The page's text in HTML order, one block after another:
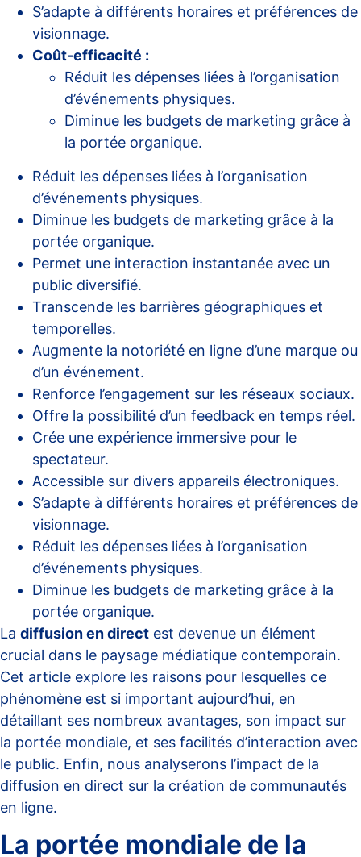
S’adapte à différents horaires et préférences de
visionnage.
Coût-efficacité :
Réduit les dépenses liées à l’organisation
d’événements physiques.
Diminue les budgets de marketing grâce à
la portée organique.
Réduit les dépenses liées à l’organisation
d’événements physiques.
Diminue les budgets de marketing grâce à la
portée organique.
Permet une interaction instantanée avec un
public diversifié.
Transcende les barrières géographiques et
temporelles.
Augmente la notoriété en ligne d’une marque ou
d’un événement.
Renforce l’engagement sur les réseaux sociaux.
Offre la possibilité d’un feedback en temps réel.
Crée une expérience immersive pour le
spectateur.
Accessible sur divers appareils électroniques.
S’adapte à différents horaires et préférences de
visionnage.
Réduit les dépenses liées à l’organisation
d’événements physiques.
Diminue les budgets de marketing grâce à la
portée organique.
La diffusion en direct est devenue un élément
crucial dans le paysage médiatique contemporain.
Cet article explore les raisons pour lesquelles ce
phénomène est si important aujourd’hui, en
détaillant ses nombreux avantages, son impact sur
la portée mondiale, et ses facilités d’interaction avec
le public. Enfin, nous analyserons l’impact de la
diffusion en direct sur la création de communautés
en ligne.
La portée mondiale de la